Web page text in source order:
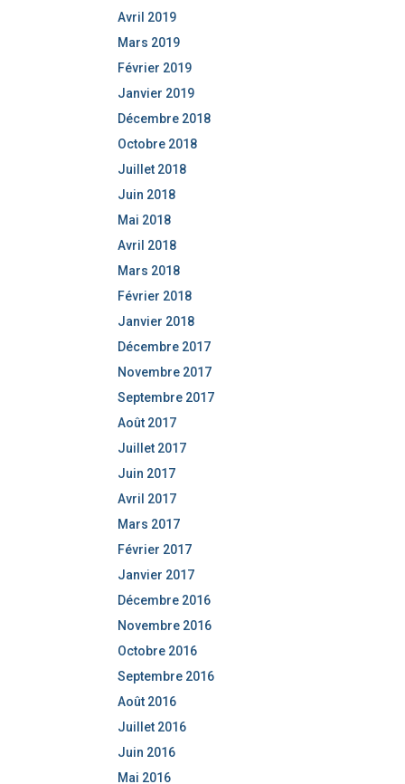
Avril 2019
Mars 2019
Février 2019
Janvier 2019
Décembre 2018
Octobre 2018
Juillet 2018
Juin 2018
Mai 2018
Avril 2018
Mars 2018
Février 2018
Janvier 2018
Décembre 2017
Novembre 2017
Septembre 2017
Août 2017
Juillet 2017
Juin 2017
Avril 2017
Mars 2017
Février 2017
Janvier 2017
Décembre 2016
Novembre 2016
Octobre 2016
Septembre 2016
Août 2016
Juillet 2016
Juin 2016
Mai 2016